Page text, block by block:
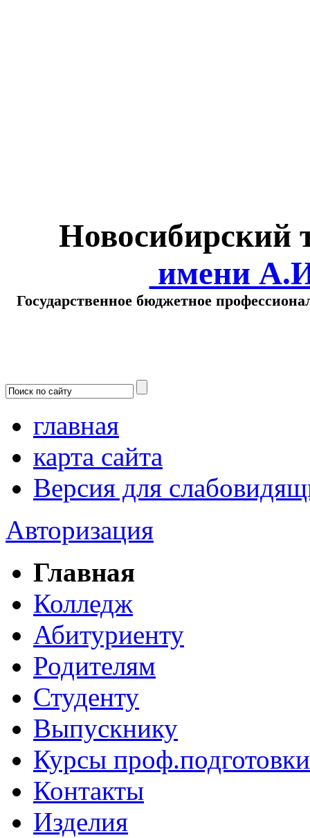
Новосибирский
имени
Государственное бюджетное
главная
карта сайта
Версия для
Авторизация
Главная
Колледж
Абитуриенту
Родителям
Студенту
Выпускнику
Курсы проф.подготовки
Контакты
Изделия